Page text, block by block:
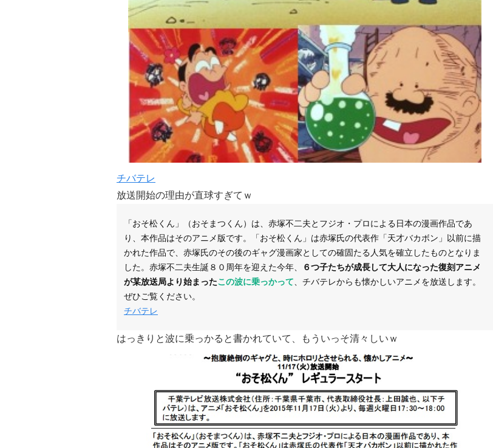
チバテレ
放送開始の理由が直球すぎてｗ
「おそ松くん」（おそまつくん）は、赤塚不二夫とフジオ・プロによる日本の漫画作品であ
り、本作品はそのアニメ版です。「おそ松くん」は赤塚氏の代表作「天才バカボン」以前に描
かれた作品で、赤塚氏のその後のギャグ漫画家としての確固たる人気を確立したものとなりま
した。赤塚不二夫生誕８０周年を迎えた今年、
６つ子たちが成長して大人になった復刻アニメ
が某放送局より始まったこの波に乗っかって 、チバテレからも懐かしいアニメを放送します。
ぜひご覧ください。
チバテレ
はっきりと波に乗っかると書かれていて、もういっそ清々しいｗ